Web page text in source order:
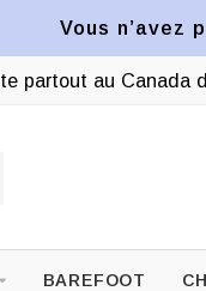
Vous n’avez
partout au Canada
BAREFOOT